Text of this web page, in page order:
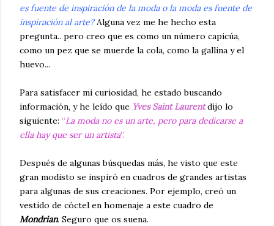
es fuente de inspiración de la moda o la moda es fuente de
inspiración al arte?Alguna vez me he hecho esta
pregunta.. pero creo que es como un número capicúa,
como un pez que se muerde la cola, como la gallina y el
huevo...
Para satisfacer mi curiosidad, he estado buscando
información, y he leído que Yves Saint Laurentdijo lo
siguiente: “La moda no es un arte, pero para dedicarse a
ella hay que ser un artista”.
Después de algunas búsquedas más, he visto que este
gran modisto se inspiró en cuadros de grandes artistas
para algunas de sus creaciones. Por ejemplo, creó un
vestido de cóctel en homenaje a este cuadro de
Mondrian. Seguro que os suena.